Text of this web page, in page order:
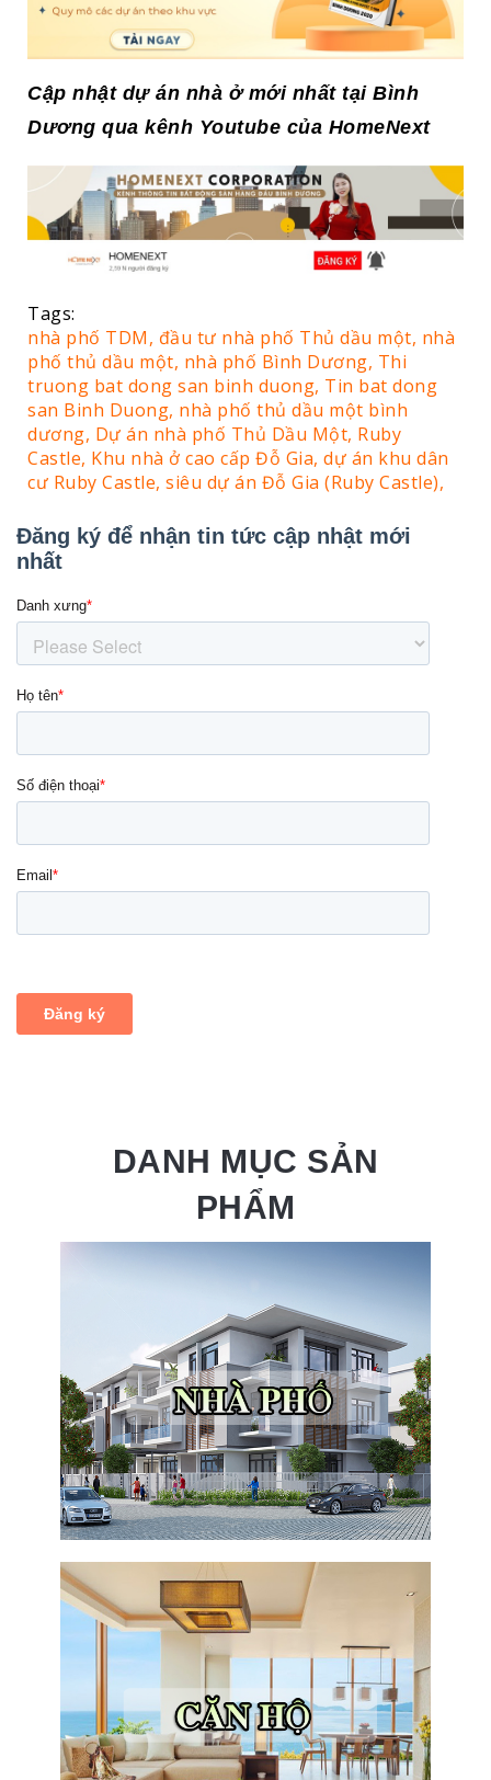
Cập nhật dự án nhà ở mới nhất tại Bình
Dương qua kênh Youtube của HomeNext
Tags:
nhà phố TDM, đầu tư nhà phố Thủ dầu một, nhà
phố thủ dầu một, nhà phố Bình Dương, Thi
truong bat dong san binh duong, Tin bat dong
san Binh Duong, nhà phố thủ dầu một bình
dương, Dự án nhà phố Thủ Dầu Một, Ruby
Castle, Khu nhà ở cao cấp Đỗ Gia, dự án khu dân
cư Ruby Castle, siêu dự án Đỗ Gia (Ruby Castle),
DANH MỤC SẢN
PHẨM